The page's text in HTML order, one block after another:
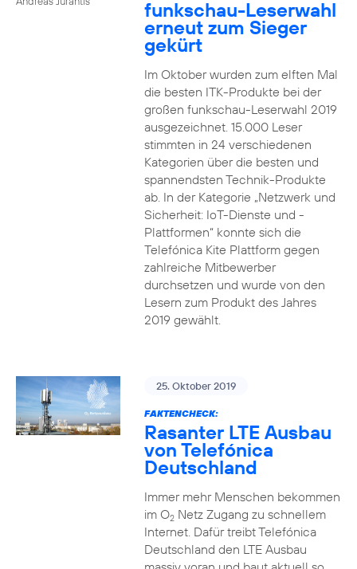
funkschau-Leserwahl
erneut zum Sieger
gekürt
Im Oktober wurden zum elften Mal
die besten ITK-Produkte bei der
großen funkschau-Leserwahl 2019
ausgezeichnet. 15.000 Leser
stimmten in 24 verschiedenen
Kategorien über die besten und
spannendsten Technik-Produkte
ab. In der Kategorie „Netzwerk und
Sicherheit: IoT-Dienste und -
Plattformen“ konnte sich die
Telefónica Kite Plattform gegen
zahlreiche Mitbewerber
durchsetzen und wurde von den
Lesern zum Produkt des Jahres
2019 gewählt.
25. Oktober 2019
FAKTENCHECK:
Rasanter LTE Ausbau
von Telefónica
Deutschland
Immer mehr Menschen bekommen
im O2Netz Zugang zu schnellem
Internet. Dafür treibt Telefónica
Deutschland den LTE Ausbau